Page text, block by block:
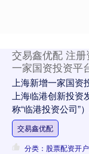
交易鑫优配 注
一家国资投资平
上海新增一家国资
上海临港创新投资
称“临港投资公司”
50亿元。这标志着
由“房....
交易鑫优配
分类：股票配资开户